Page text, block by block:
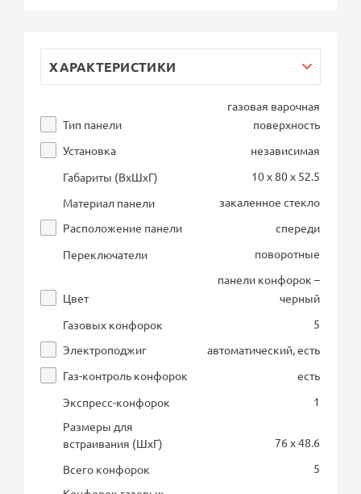
ХАРАКТЕРИСТИКИ
Тип панели
газовая варочная
поверхность
Установка
независимая
Габариты (ВхШхГ)
10 x 80 x 52.5
Материал панели
закаленное стекло
Расположение панели
спереди
Переключатели
поворотные
Цвет
панели конфорок –
черный
Газовых конфорок
5
Электроподжиг
автоматический, есть
Газ-контроль конфорок
есть
Экспресс-конфорок
1
Размеры для
встраивания (ШхГ)
76 x 48.6
Всего конфорок
5